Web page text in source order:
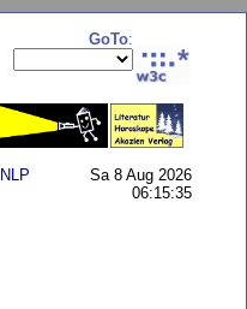
GoTo:
NLP
Sa 8 Aug 2026
06:15:35